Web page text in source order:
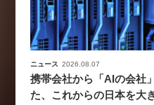
ニュース 2026.08.07
携帯会社から「AIの会社
た、これからの日本を大